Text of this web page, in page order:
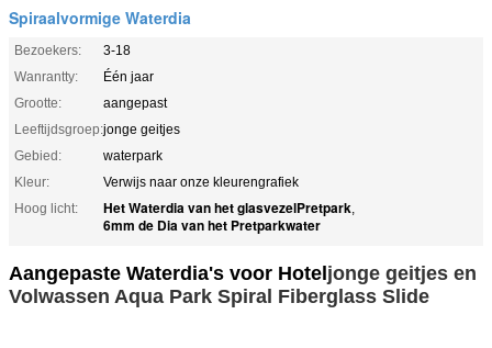
Spiraalvormige Waterdia
Bezoekers:
3-18
Wanrantty:
Één jaar
Grootte:
aangepast
Leeftijdsgroep:jonge geitjes
Gebied:
waterpark
Kleur:
Verwijs naar onze kleurengrafiek
Hoog licht:
Het Waterdia van het glasvezelPretpark,
6mm de Dia van het Pretparkwater
Aangepaste Waterdia's voor Hoteljonge geitjes en
Volwassen Aqua Park Spiral Fiberglass Slide